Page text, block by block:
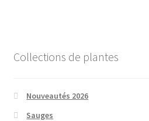
Collections de plantes
Nouveautés 2026
Sauges